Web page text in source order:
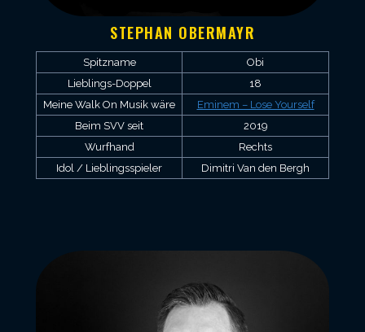
STEPHAN OBERMAYR
Spitzname
Obi
Lieblings-Doppel
18
Meine Walk On Musik wäre
Eminem – Lose Yourself
Beim SVV seit
2019
Wurfhand
Rechts
Idol / Lieblingsspieler
Dimitri Van den Bergh